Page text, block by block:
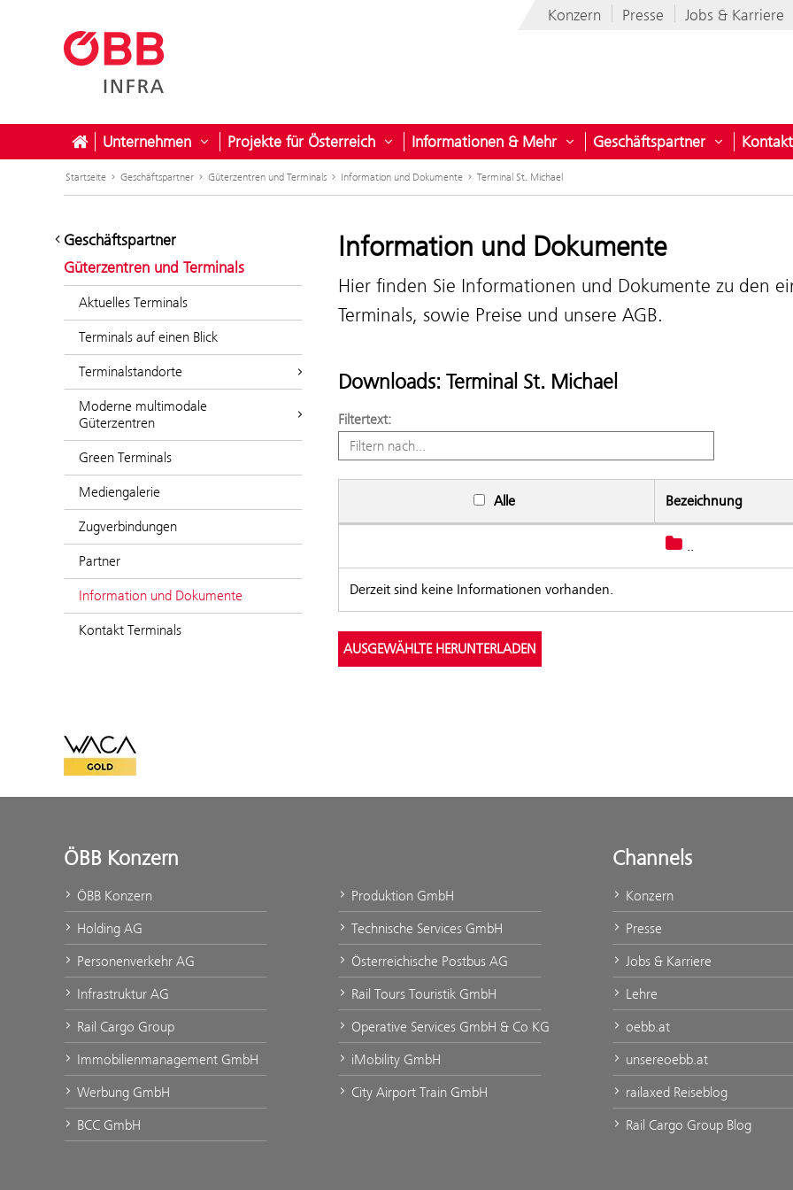
Konzern Presse Jobs & Karriere
Unternehmen Untermenü öffnen für Unternehmen
Projekte für Österreich Untermenü öffnen für Projekte für Österreich
Informationen & Mehr Untermenü öffnen für
Geschäftspartner Untermenü
Kontakt
Startseite Geschäftspartner Güterzentren und Terminals Information und Dokumente Terminal St. Michael
Geschäftspartner
Güterzentren und Terminals
Aktuelles Terminals
Terminals auf einen Blick
Terminalstandorte
Moderne multimodale
Güterzentren
Green Terminals
Mediengalerie
Zugverbindungen
Partner
Information und Dokumente
Kontakt Terminals
Information und Dokumente
Hier finden Sie Informationen und Dokumente zu den
Terminals, sowie Preise und unsere AGB.
Downloads: Terminal St. Michael
Filtertext:
Alle Bezeichnung
..
Derzeit sind keine Informationen vorhanden.
WACA Gold
ÖBB Konzern
ÖBB Konzern
Holding AG
Personenverkehr AG
Infrastruktur AG
Rail Cargo Group
Immobilienmanagement GmbH
Werbung GmbH
BCC GmbH
Produktion GmbH
Technische Services GmbH
Österreichische Postbus AG
Rail Tours Touristik GmbH
Operative Services GmbH & Co KG
iMobility GmbH
City Airport Train GmbH
Channels
Konzern
Presse
Jobs & Karriere
Lehre
oebb.at
unsereoebb.at
railaxed Reiseblog
Rail Cargo Group Blog